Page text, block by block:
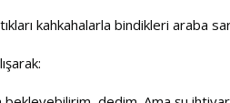
kahkahalarla bindikleri araba